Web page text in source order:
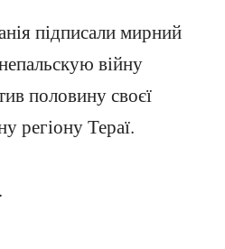
підписали мирний
війну
половину своєї
регіону Тераї.